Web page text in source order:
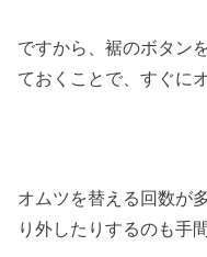
ですから、裾のボタン
ておくことで、すぐに
オムツを替える回数が
り外したりするのも手